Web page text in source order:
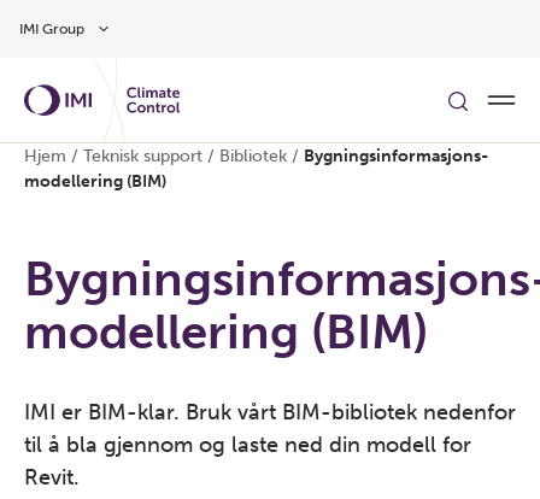
IMI Group
Hjem / Teknisk support / Bibliotek / Bygningsinformasjons-
modellering (BIM)
modellering (BIM)
IMI er BIM-klar. Bruk vårt BIM-bibliotek nedenfor
til å bla gjennom og laste ned din modell for
Revit.